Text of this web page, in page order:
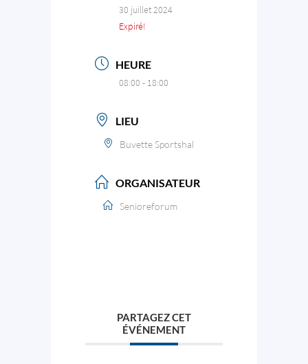
30 juillet 2024
Expiré!
HEURE
08:00 - 18:00
LIEU
Buvette Sportshal
ORGANISATEUR
Senioreforum
PARTAGEZ CET
ÉVÉNEMENT